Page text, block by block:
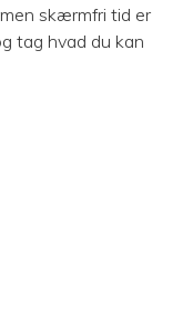
skærmfri tid er
tag hvad du kan